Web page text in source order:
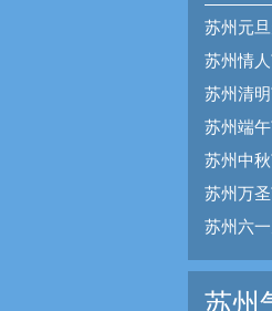
苏州元
苏州情
苏州清
苏州端
苏州中
苏州万
苏州六
苏州